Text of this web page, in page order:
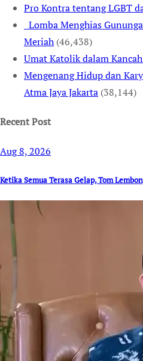
Pro Kontra tentang LGBT
Lomba Menghias
Meriah (46,438)
Umat Katolik dalam
Mengenang Hidup dan
Atma Jaya Jakarta (38,144)
Recent Post
Aug 8, 2026
Ketika Semua Terasa Gelap, Tom